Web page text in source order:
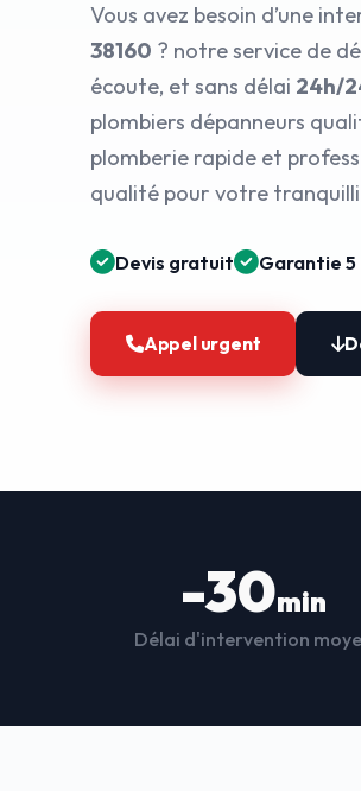
Vous avez besoin d’une
38160 ? notre service de
écoute, et sans délai 24h/
plombiers dépanneurs
plomberie rapide et
qualité pour votre
Devis gratuit Garantie 5
Appel urgent
-30min
Délai d'intervention